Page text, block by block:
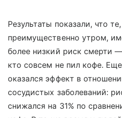
Результаты показали, что
преимущественно утром,
более низкий риск смерти
кто совсем не пил кофе.
оказался эффект в
сосудистых заболеваний:
снижался на 31% по